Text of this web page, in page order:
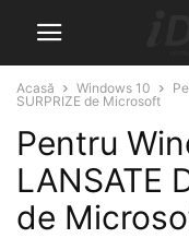
Acasă Windows 10
SURPRIZE de Microsoft
Pentru
LANSATE
de